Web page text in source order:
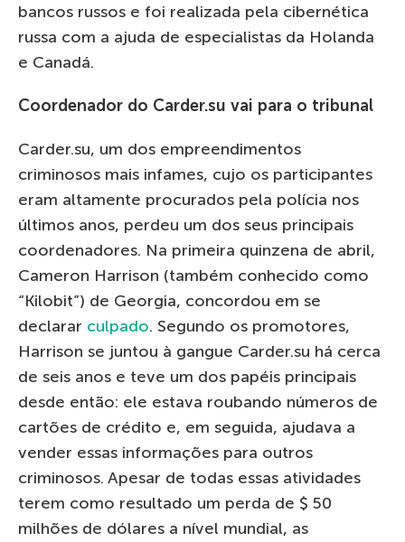
bancos russos e foi realizada pela cibernética
russa com a ajuda de especialistas da Holanda
e Canadá.
Coordenador do Carder.su vai para o tribunal
Carder.su, um dos empreendimentos
criminosos mais infames, cujo os participantes
eram altamente procurados pela polícia nos
últimos anos, perdeu um dos seus principais
coordenadores. Na primeira quinzena de abril,
Cameron Harrison (também conhecido como
“Kilobit”) de Georgia, concordou em se
declarar culpado. Segundo os promotores,
Harrison se juntou à gangue Carder.su há cerca
de seis anos e teve um dos papéis principais
desde então: ele estava roubando números de
cartões de crédito e, em seguida, ajudava a
vender essas informações para outros
criminosos. Apesar de todas essas atividades
terem como resultado um perda de $ 50
milhões de dólares a nível mundial, as